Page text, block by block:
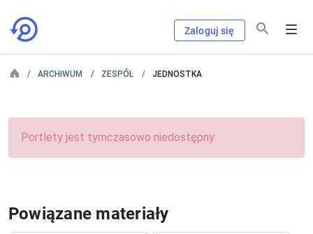
Zaloguj się
ARCHIWUM ZESPÓŁ JEDNOSTKA
Portlety jest tymczasowo niedostępny.
Powiązane materiały